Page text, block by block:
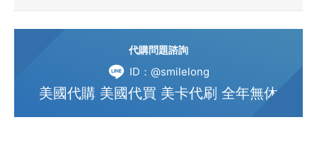
代購問題諮詢
ID：@smilelong
美國代購 美國代買 美卡代刷 全年無休